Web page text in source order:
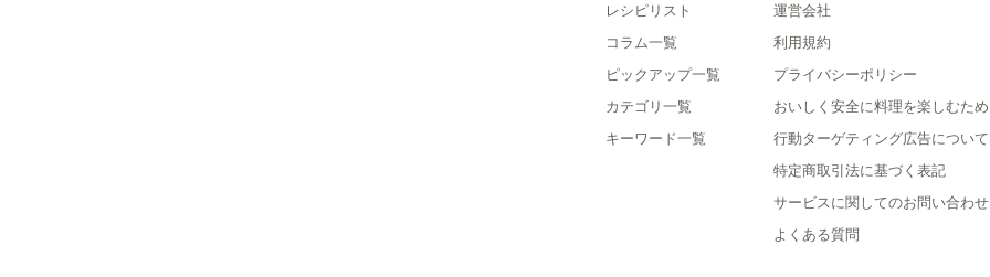
レシピリスト
コラム一覧
ピックアップ一覧
カテゴリ一覧
キーワード一覧
運営会社
利用規約
プライバシーポリシー
おいしく安全に料理を楽しむため
行動ターゲティング広告について
特定商取引法に基づく表記
サービスに関してのお問い合わせ
よくある質問